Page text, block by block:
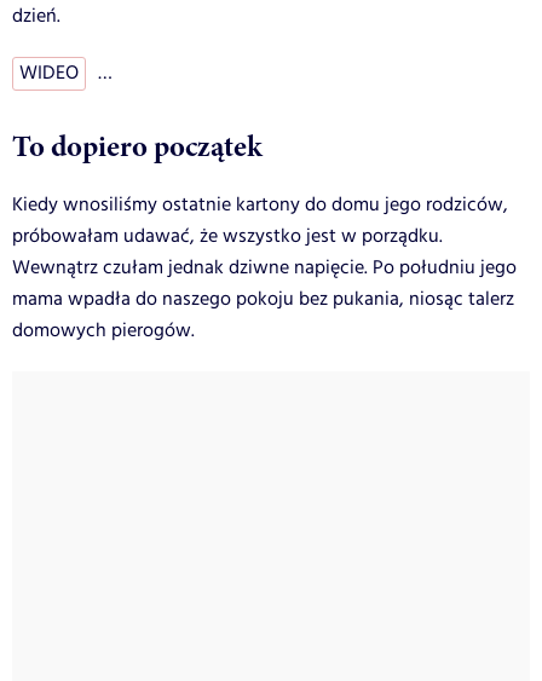
dzień.
WIDEO …
To dopiero początek
Kiedy wnosiliśmy ostatnie kartony do domu jego rodziców,
próbowałam udawać, że wszystko jest w porządku.
Wewnątrz czułam jednak dziwne napięcie. Po południu jego
mama wpadła do naszego pokoju bez pukania, niosąc talerz
domowych pierogów.